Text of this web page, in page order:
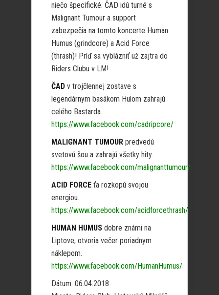
niečo špecifické. ČAD idú turné s
Malignant Tumour a support
zabezpečia na tomto koncerte Human
Humus (grindcore) a Acid Force
(thrash)! Príď sa vyblázniť už zajtra do
Riders Clubu v LM!
ČAD v trojčlennej zostave s
legendárnym basákom Hulom zahrajú
celého Bastarda.
https://www.facebook.com/cadripcore/
MALIGNANT TUMOUR predvedú
svetovú šou a zahrajú všetky hity.
https://www.facebook.com/malignanttumour/
ACID FORCE ťa rozkopú svojou
energiou.
https://www.facebook.com/acidforcethrash/
HUMAN HUMUS dobre známi na
Liptove, otvoria večer poriadnym
náklepom.
https://www.facebook.com/HumanHumus/
Dátum: 06.04.2018